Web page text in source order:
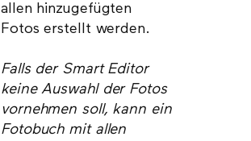
allen hinzugefügten
Fotos erstellt werden.
Falls der Smart Editor
keine Auswahl der Fotos
vornehmen soll, kann ein
Fotobuch mit allen